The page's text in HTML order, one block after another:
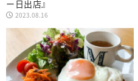
ー日出店』
2023.08.16